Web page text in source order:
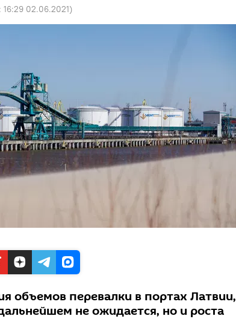
16:29 02.06.2021)
объемов перевалки в портах Латвии,
не ожидается, но и роста